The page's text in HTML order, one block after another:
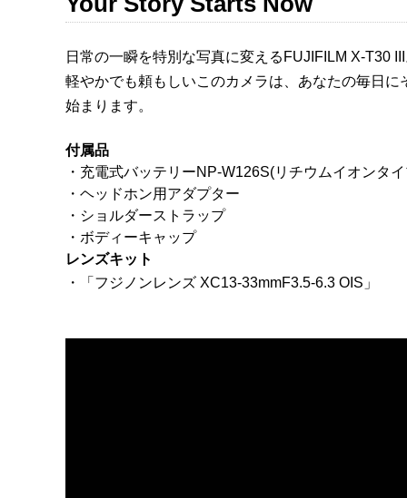
日常の一瞬を特別な写真に変えるFUJIFILM X-T30
軽やかでも頼もしいこのカメラは、あなたの毎日
始まります。
付属品
・充電式バッテリーNP-W126S(リチウムイオンタ
・ヘッドホン用アダプター
・ショルダーストラップ
・ボディーキャップ
レンズキット
・「フジノンレンズ XC13-33mmF3.5-6.3 OIS」